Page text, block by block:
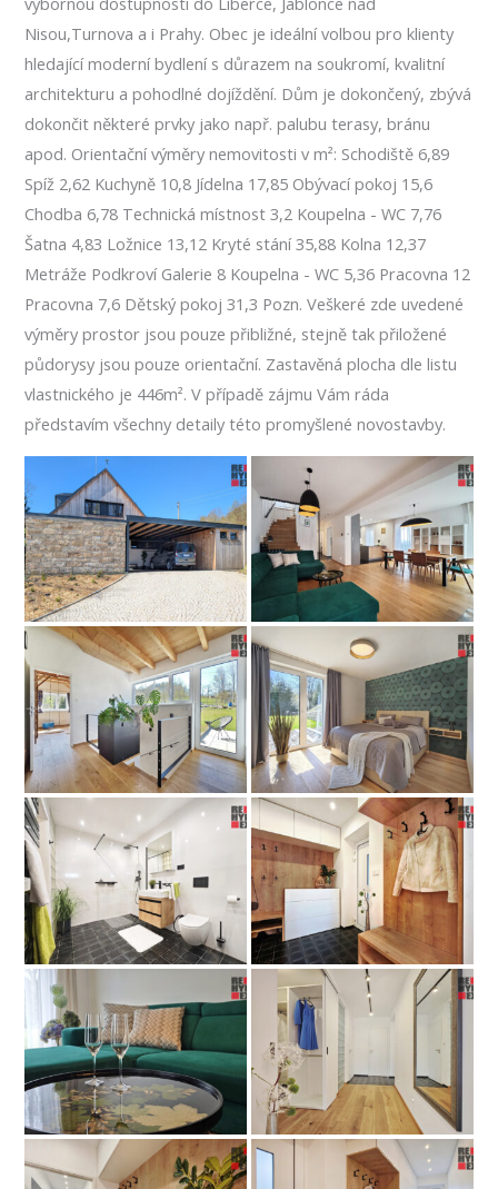
Nisou,Turnova a i Prahy. Obec je ideální volbou pro klienty
hledající moderní bydlení s důrazem na soukromí, kvalitní
architekturu a pohodlné dojíždění. Dům je dokončený, zbývá
dokončit některé prvky jako např. palubu terasy, bránu
apod. Orientační výměry nemovitosti v m²: Schodiště 6,89
Spíž 2,62 Kuchyně 10,8 Jídelna 17,85 Obývací pokoj 15,6
Chodba 6,78 Technická místnost 3,2 Koupelna - WC 7,76
Šatna 4,83 Ložnice 13,12 Kryté stání 35,88 Kolna 12,37
Metráže Podkroví Galerie 8 Koupelna - WC 5,36 Pracovna 12
Pracovna 7,6 Dětský pokoj 31,3 Pozn. Veškeré zde uvedené
výměry prostor jsou pouze přibližné, stejně tak přiložené
půdorysy jsou pouze orientační. Zastavěná plocha dle listu
vlastnického je 446m². V případě zájmu Vám ráda
představím všechny detaily této promyšlené novostavby.